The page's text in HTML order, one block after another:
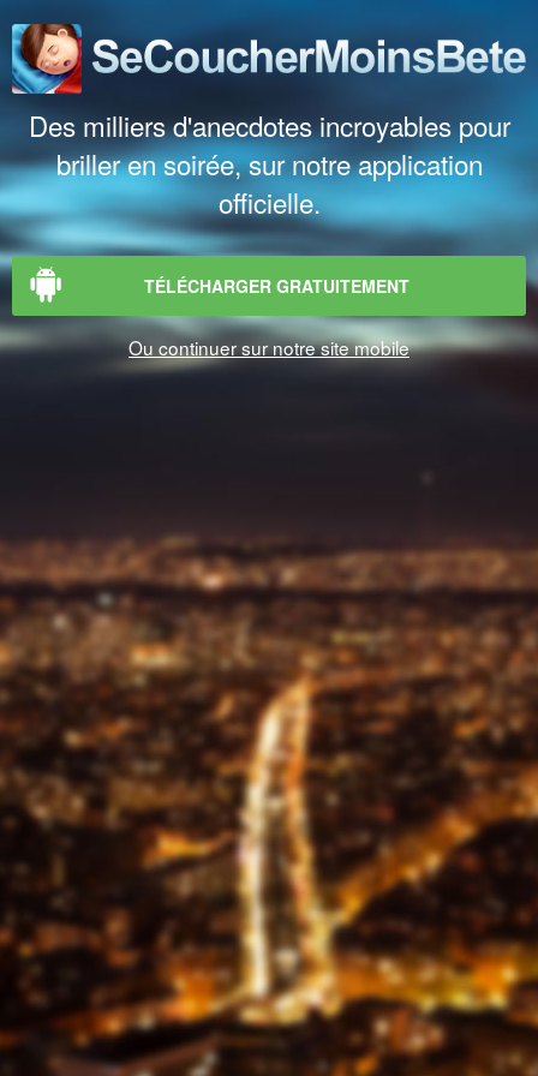
Des milliers d'anecdotes incroyables pour
briller en soirée, sur notre application
officielle.
TÉLÉCHARGER GRATUITEMENT
Ou continuer sur notre site mobile